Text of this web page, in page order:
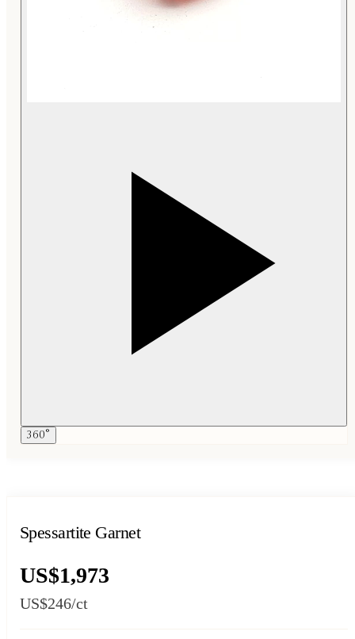
360°
Spessartite Garnet
US$1,973
US$246/ct